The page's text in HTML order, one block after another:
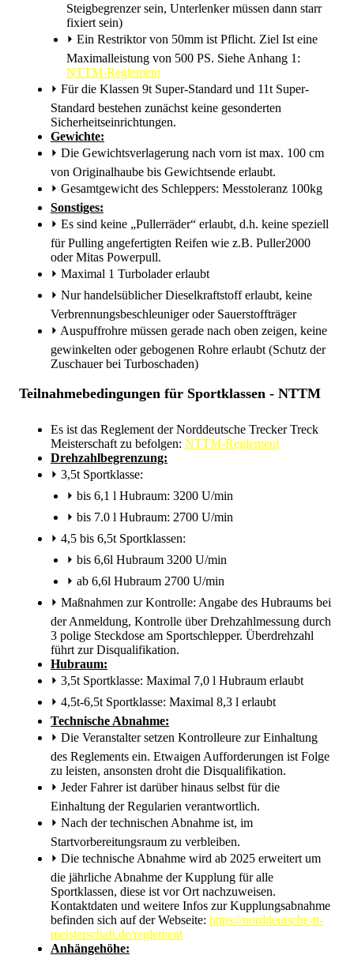
Steigbegrenzer sein, Unterlenker müssen dann starr
fixiert sein)
⏵ Ein Restriktor von 50mm ist Pflicht. Ziel Ist eine
Maximalleistung von 500 PS. Siehe Anhang 1:
NTTM-Reglement
⏵ Für die Klassen 9t Super-Standard und 11t Super-
Standard bestehen zunächst keine gesonderten
Sicherheitseinrichtungen.
Gewichte:
⏵ Die Gewichtsverlagerung nach vorn ist max. 100 cm
von Originalhaube bis Gewichtsende erlaubt.
⏵ Gesamtgewicht des Schleppers: Messtoleranz 100kg
Sonstiges:
⏵ Es sind keine „Pullerräder“ erlaubt, d.h. keine speziell
für Pulling angefertigten Reifen wie z.B. Puller2000
oder Mitas Powerpull.
⏵ Maximal 1 Turbolader erlaubt
⏵ Nur handelsüblicher Dieselkraftstoff erlaubt, keine
Verbrennungsbeschleuniger oder Sauerstoffträger
⏵ Auspuffrohre müssen gerade nach oben zeigen, keine
gewinkelten oder gebogenen Rohre erlaubt (Schutz der
Zuschauer bei Turboschaden)
Teilnahmebedingungen für Sportklassen - NTTM
Es ist das Reglement der Norddeutsche Trecker Treck
Meisterschaft zu befolgen: NTTM-Reglement
Drehzahlbegrenzung:
⏵ 3,5t Sportklasse:
⏵ bis 6,1 l Hubraum: 3200 U/min
⏵ bis 7.0 l Hubraum: 2700 U/min
⏵ 4,5 bis 6,5t Sportklassen:
⏵ bis 6,6l Hubraum 3200 U/min
⏵ ab 6,6l Hubraum 2700 U/min
⏵ Maßnahmen zur Kontrolle: Angabe des Hubraums bei
der Anmeldung, Kontrolle über Drehzahlmessung durch
3 polige Steckdose am Sportschlepper. Überdrehzahl
führt zur Disqualifikation.
Hubraum:
⏵ 3,5t Sportklasse: Maximal 7,0 l Hubraum erlaubt
⏵ 4,5t-6,5t Sportklasse: Maximal 8,3 l erlaubt
Technische Abnahme:
⏵ Die Veranstalter setzen Kontrolleure zur Einhaltung
des Reglements ein. Etwaigen Aufforderungen ist Folge
zu leisten, ansonsten droht die Disqualifikation.
⏵ Jeder Fahrer ist darüber hinaus selbst für die
Einhaltung der Regularien verantwortlich.
⏵ Nach der technischen Abnahme ist, im
Startvorbereitungsraum zu verbleiben.
⏵ Die technische Abnahme wird ab 2025 erweitert um
die jährliche Abnahme der Kupplung für alle
Sportklassen, diese ist vor Ort nachzuweisen.
Kontaktdaten und weitere Infos zur Kupplungsabnahme
befinden sich auf der Webseite: https://norddeutsche-tt-
meisterschaft.de/reglement
Anhängehöhe: